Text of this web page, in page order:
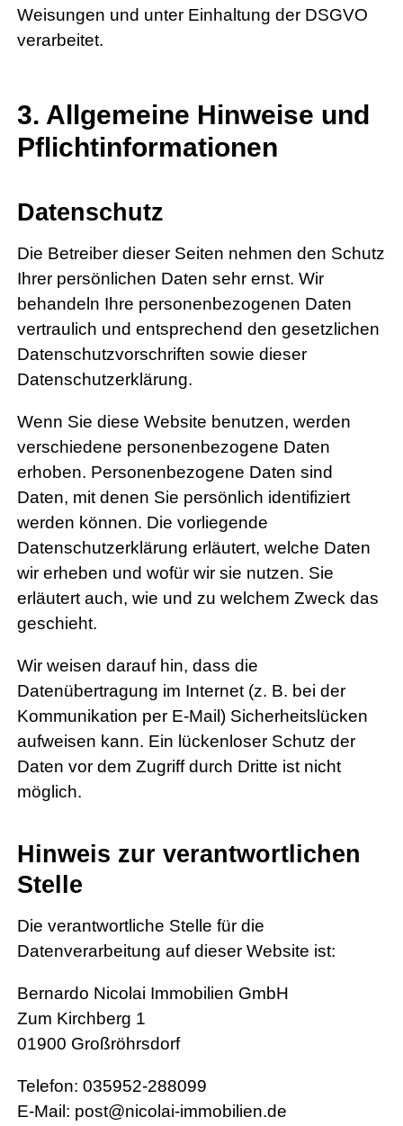
Weisungen und unter Einhaltung der DSGVO
verarbeitet.
3. Allgemeine Hinweise und
Pflicht­informationen
Datenschutz
Die Betreiber dieser Seiten nehmen den Schutz
Ihrer persönlichen Daten sehr ernst. Wir
behandeln Ihre personenbezogenen Daten
vertraulich und entsprechend den gesetzlichen
Datenschutzvorschriften sowie dieser
Datenschutzerklärung.
Wenn Sie diese Website benutzen, werden
verschiedene personenbezogene Daten
erhoben. Personenbezogene Daten sind
Daten, mit denen Sie persönlich identifiziert
werden können. Die vorliegende
Datenschutzerklärung erläutert, welche Daten
wir erheben und wofür wir sie nutzen. Sie
erläutert auch, wie und zu welchem Zweck das
geschieht.
Wir weisen darauf hin, dass die
Datenübertragung im Internet (z. B. bei der
Kommunikation per E-Mail) Sicherheitslücken
aufweisen kann. Ein lückenloser Schutz der
Daten vor dem Zugriff durch Dritte ist nicht
möglich.
Hinweis zur verantwortlichen
Stelle
Die verantwortliche Stelle für die
Datenverarbeitung auf dieser Website ist:
Bernardo Nicolai Immobilien GmbH
Zum Kirchberg 1
01900 Großröhrsdorf
Telefon: 035952-288099
E-Mail: post@nicolai-immobilien.de